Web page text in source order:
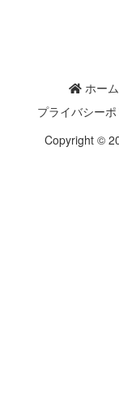
ホーム
プライバシー
Copyright ©